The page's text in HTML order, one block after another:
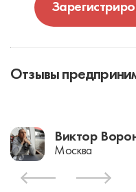
Отзывы
Виктор
Москва